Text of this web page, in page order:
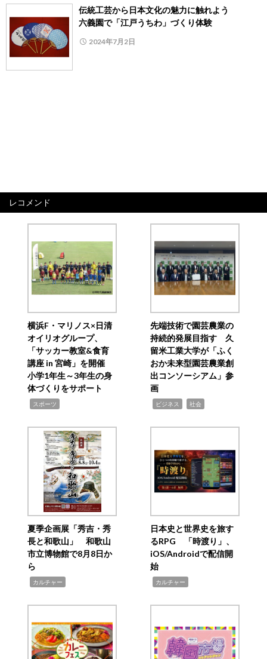
伝統工芸から日本文化の魅力に触れよう
六義園で「江戸うちわ」づくり体験
2024年7月2日
レコメンド
横浜F・マリノス×日清
オイリオグループ、
「サッカー教室&食育
講座 in 宮崎」を開催
小学1年生～3年生の身
体づくりをサポート
スポーツ
先端技術で園芸農業の
持続的発展目指す 久
留米工業大学が「ふく
おか未来型園芸農業創
出コンソーシアム」参
画
ビジネス 社会
夏季企画展「秀吉・秀
長と和歌山」 和歌山
市立博物館で8月8日か
ら
カルチャー
日本史と世界史を旅す
るRPG 「時渡り」、
iOS/Androidで配信開
始
カルチャー